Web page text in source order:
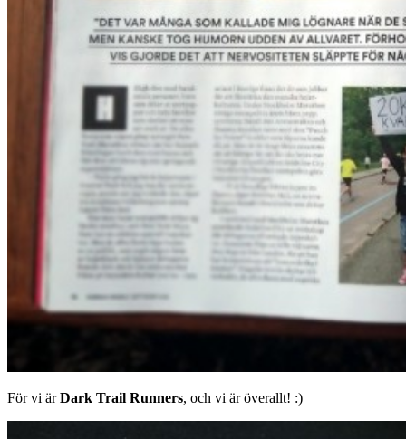
För vi ärDark Trail Runners, och vi är överallt! :)